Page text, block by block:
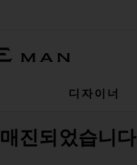
디자이너
매진되었습니다